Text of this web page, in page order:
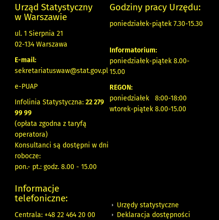
Urząd Statystyczny
w Warszawie
ul. 1 Sierpnia 21
02-134 Warszawa
E-mail:
sekretariatuswaw@stat.gov.pl
e-PUAP
Infolinia Statystyczna: 22 279
99 99
(opłata zgodna z taryfą
operatora)
Konsultanci są dostępni w dni
robocze:
pon.- pt.: godz. 8.00 - 15.00
Godziny pracy Urzędu:
poniedziałek-piątek 7.30-15.30
Informatorium:
poniedziałek-piątek 8.00-
15.00
REGON:
poniedziałek 8:00-18:00
wtorek-piątek 8.00-15.00
Informacje
telefoniczne:
Centrala: +48 22 464 20 00
Urzędy statystyczne
Deklaracja dostępności